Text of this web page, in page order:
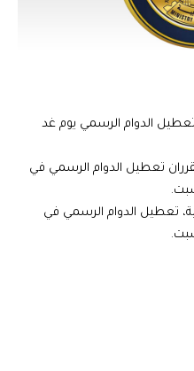
تعطيل الدوام الرسمي يوم غد
تقرران تعطيل الدوام الرسمي في
تعطيل الدوام الرسمي في